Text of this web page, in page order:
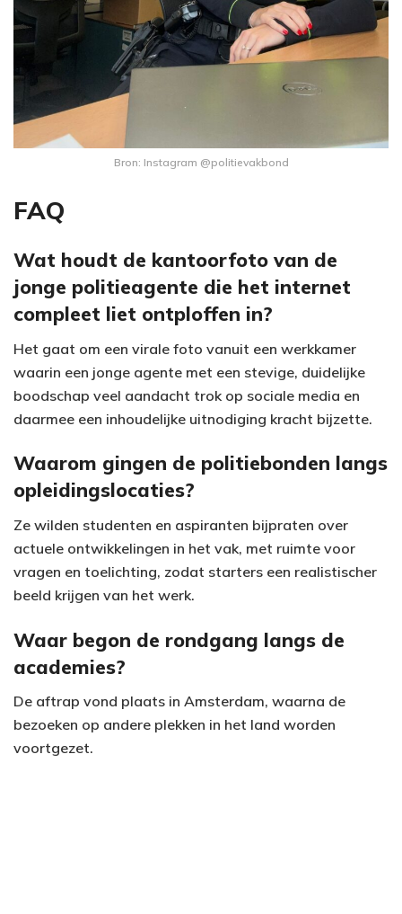
Bron: Instagram @politievakbond
FAQ
Wat houdt de kantoorfoto van de
jonge politieagente die het internet
compleet liet ontploffen in?
Het gaat om een virale foto vanuit een werkkamer
waarin een jonge agente met een stevige, duidelijke
boodschap veel aandacht trok op sociale media en
daarmee een inhoudelijke uitnodiging kracht bijzette.
Waarom gingen de politiebonden langs
opleidingslocaties?
Ze wilden studenten en aspiranten bijpraten over
actuele ontwikkelingen in het vak, met ruimte voor
vragen en toelichting, zodat starters een realistischer
beeld krijgen van het werk.
Waar begon de rondgang langs de
academies?
De aftrap vond plaats in Amsterdam, waarna de
bezoeken op andere plekken in het land worden
voortgezet.